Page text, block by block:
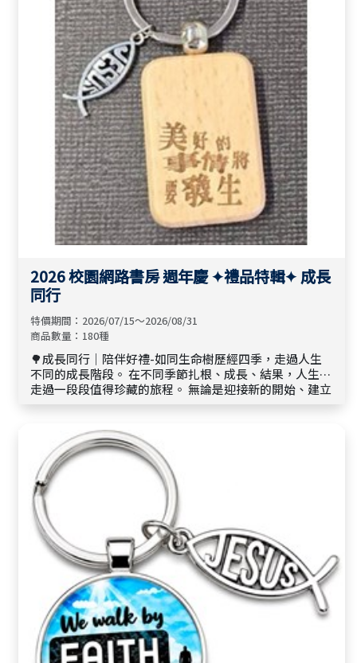
2026 校園網路書房 週年慶 ✦禮品特輯✦ 成長
同行
特價期間：2026/07/15～2026/08/31
商品數量：180種
🌳成長同行｜陪伴好禮-如同生命樹歷經四季，走過人生
不同的成長階段。 在不同季節扎根、成長、結果，人生也
走過一段段值得珍藏的旅程。 無論是迎接新的開始、建立